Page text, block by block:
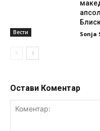
Вести Sonja
Остави Коментар